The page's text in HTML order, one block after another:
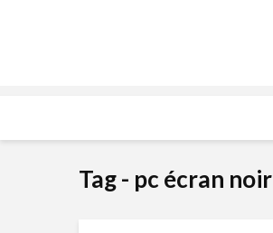
Tag - pc écran noir